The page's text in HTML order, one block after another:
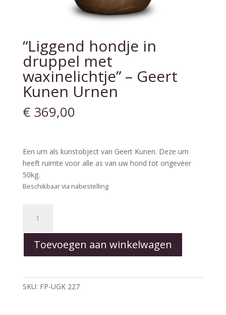
“Liggend hondje in
druppel met
waxinelichtje” – Geert
Kunen Urnen
€369,00
Een urn als kunstobject van Geert Kunen. Deze urn
heeft ruimte voor alle as van uw hond tot ongeveer
50kg.
Beschikbaar via nabestelling
hondje
in
druppel
met
-
Geert
Toevoegen aan winkelwagen
SKU: FP-UGK 227